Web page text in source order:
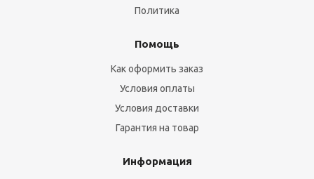
Политика
Помощь
Как оформить заказ
Условия оплаты
Условия доставки
Гарантия на товар
Информация